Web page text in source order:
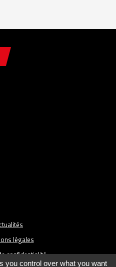
légales
confidentialité
you control over what you want